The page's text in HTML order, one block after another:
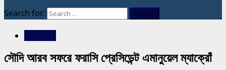
Search for:
সৌদি আরব সফরে ফরাসি প্রেসিডেন্ট এমানুয়েল ম্যাক্রোঁ